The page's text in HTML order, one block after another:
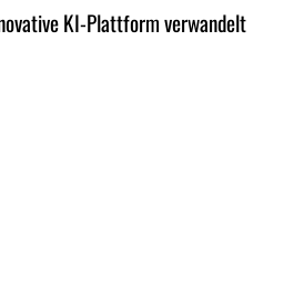
KI-Plattform verwandelt